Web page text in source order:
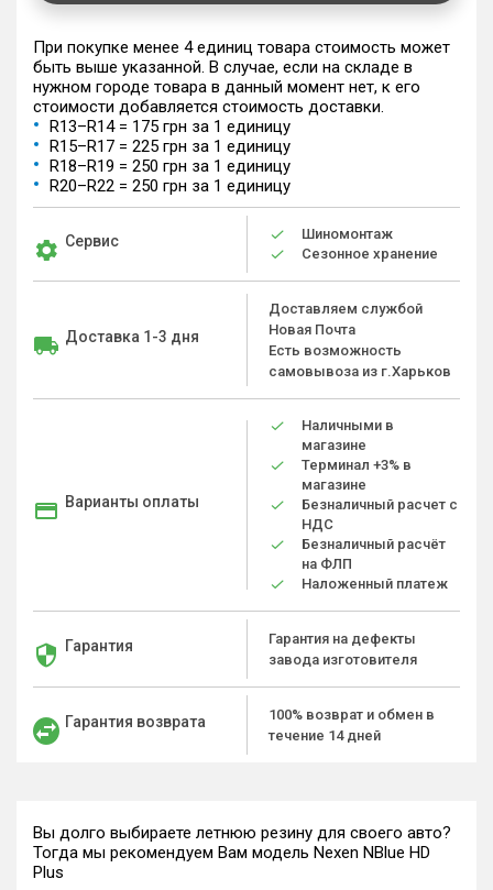
При покупке менее 4 единиц товара стоимость может
быть выше указанной. В случае, если на складе в
нужном городе товара в данный момент нет, к его
стоимости добавляется стоимость доставки.
R13–R14 = 175 грн за 1 единицу
R15–R17 = 225 грн за 1 единицу
R18–R19 = 250 грн за 1 единицу
R20–R22 = 250 грн за 1 единицу
Сервис
Шиномонтаж
Сезонное хранение
Доставка 1-3 дня
Доставляем службой
Новая Почта
Есть возможность
самовывоза из г.Харьков
Варианты оплаты
Наличными в
магазине
Терминал +3% в
магазине
Безналичный расчет с
НДС
Безналичный расчёт
на ФЛП
Наложенный платеж
Гарантия
Гарантия на дефекты
завода изготовителя
Гарантия возврата
100% возврат и обмен в
течение 14 дней
Вы долго выбираете летнюю резину для своего авто?
Тогда мы рекомендуем Вам модель Nexen NBlue HD
Plus